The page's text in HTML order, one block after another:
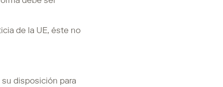
de la UE, éste no
disposición para